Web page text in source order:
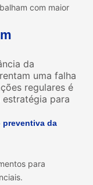
com maior
da
uma falha
regulares é
estratégia para
preventiva da
para